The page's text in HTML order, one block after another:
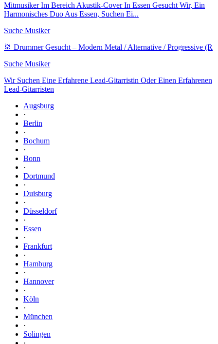
Mitmusiker Im Bereich Akustik-Cover In Essen Gesucht Wir, Ein
Harmonisches Duo Aus Essen, Suchen Ei...
Suche Musiker
🥁 Drummer Gesucht – Modern Metal / Alternative / Progressive (R
Suche Musiker
Wir Suchen Eine Erfahrene Lead-Gitarristin Oder Einen Erfahrenen
Lead-Gitarristen
Augsburg
·
Berlin
·
Bochum
·
Bonn
·
Dortmund
·
Duisburg
·
Düsseldorf
·
Essen
·
Frankfurt
·
Hamburg
·
Hannover
·
Köln
·
München
·
Solingen